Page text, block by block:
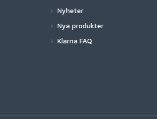
Nyheter
Nya produkter
Klarna FAQ